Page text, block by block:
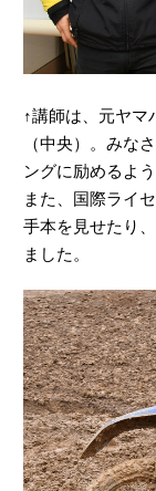
↑講師は、元ヤマ
（中央）。みな
ングに励めるよ
また、国際ライ
手本を見せたり
ました。